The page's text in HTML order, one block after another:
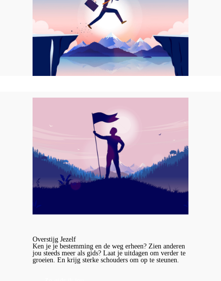
Overstijg Jezelf
Ken je je bestemming en de weg erheen? Zien anderen
jou steeds meer als gids? Laat je uitdagen om verder te
groeien. En krijg sterke schouders om op te steunen.